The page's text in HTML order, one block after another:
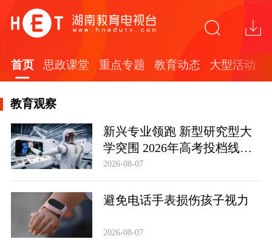
首页 思政课堂 重点专题 教育动态 大型活动
教育观察
新兴专业领跑 新型研究型大
学突围 2026年高考投档线释
放哪些信号
2026-08-07
避免电话手表损伤孩子视力
2026-08-07